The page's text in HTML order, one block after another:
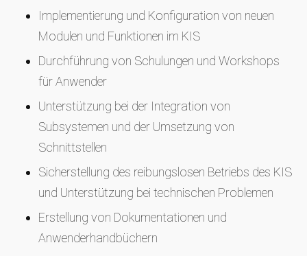
Implementierung und Konfiguration von neuen
Modulen und Funktionen im KIS
Durchführung von Schulungen und Workshops
für Anwender
Unterstützung bei der Integration von
Subsystemen und der Umsetzung von
Schnittstellen
Sicherstellung des reibungslosen Betriebs des KIS
und Unterstützung bei technischen Problemen
Erstellung von Dokumentationen und
Anwenderhandbüchern